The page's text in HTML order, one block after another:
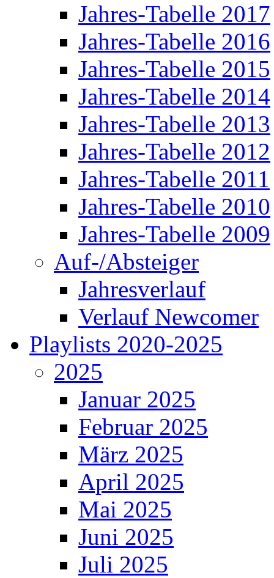
Jahres-Tabelle 2017
Jahres-Tabelle 2016
Jahres-Tabelle 2015
Jahres-Tabelle 2014
Jahres-Tabelle 2013
Jahres-Tabelle 2012
Jahres-Tabelle 2011
Jahres-Tabelle 2010
Jahres-Tabelle 2009
Auf-/Absteiger
Jahresverlauf
Verlauf Newcomer
Playlists 2020-2025
2025
Januar 2025
Februar 2025
März 2025
April 2025
Mai 2025
Juni 2025
Juli 2025